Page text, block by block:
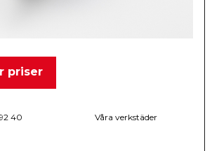
priser
40 Våra verkstäder